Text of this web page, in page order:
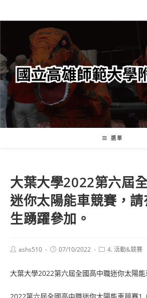
轉
要
內
容
選單
大葉大學2022第六屆
迷你太陽能車競賽，
生踴躍參加。
Postashs510
Post07/10/2022
Post4. 活動&競賽
大葉大學2022第六屆全國高中職迷你太陽